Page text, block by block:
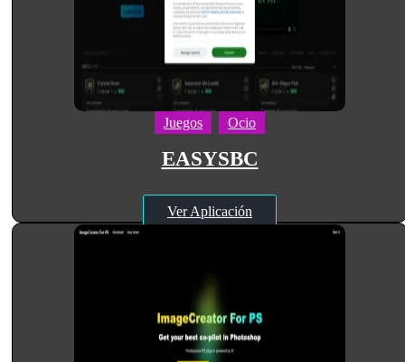
Juegos Ocio
EASYSBC
Ver Aplicación